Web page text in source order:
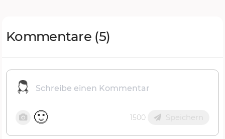
Kommentare (5)
🙂 1500 Speichern